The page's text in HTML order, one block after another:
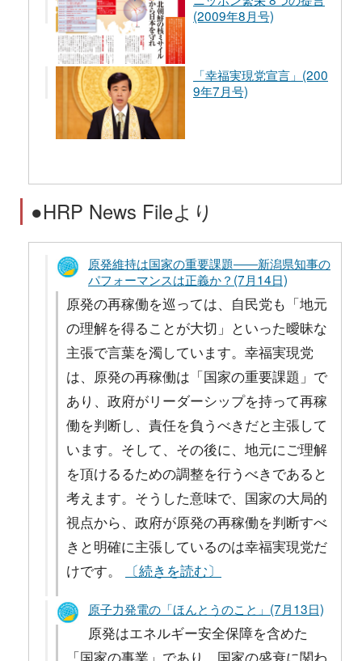
(2009年8月号)
「幸福実現党宣言」(200
9年7月号)
●HRP News Fileより
原発維持は国家の重要課題――新潟県知事の
パフォーマンスは正義か？(7月14日)
原発の再稼働を巡っては、自民党も「地元
の理解を得ることが大切」といった曖昧な
主張で言葉を濁しています。幸福実現党
は、原発の再稼働は「国家の重要課題」で
あり、政府がリーダーシップを持って再稼
働を判断し、責任を負うべきだと主張して
います。そして、その後に、地元にご理解
を頂けるるための調整を行うべきであると
考えます。そうした意味で、国家の大局的
視点から、政府が原発の再稼働を判断すべ
きと明確に主張しているのは幸福実現党だ
けです。
〔続きを読む〕
原子力発電の「ほんとうのこと」(7月13日)
原発はエネルギー安全保障を含めた
「国家の事業」であり、国家の盛衰に関わ